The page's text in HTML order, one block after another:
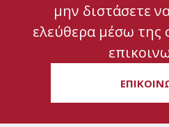
μην διστάσετε
ελεύθερα μέσω της